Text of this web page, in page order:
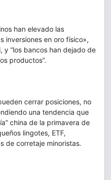
han elevado las
inversiones en oro físico»,
y “los bancos han dejado de
productos”.
cerrar posiciones, no
una tendencia que
china de la primavera de
lingotes, ETF,
de corretaje minoristas.